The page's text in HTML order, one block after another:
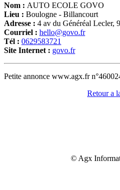
Nom : AUTO ECOLE GOVO
Lieu : Boulogne - Billancourt
Adresse : 4 av du Généréal Lecler,
Courriel : hello@govo.fr
Tél : 0629583721
Site Internet : govo.fr
Petite annonce www.agx.fr
Retour a
© Agx